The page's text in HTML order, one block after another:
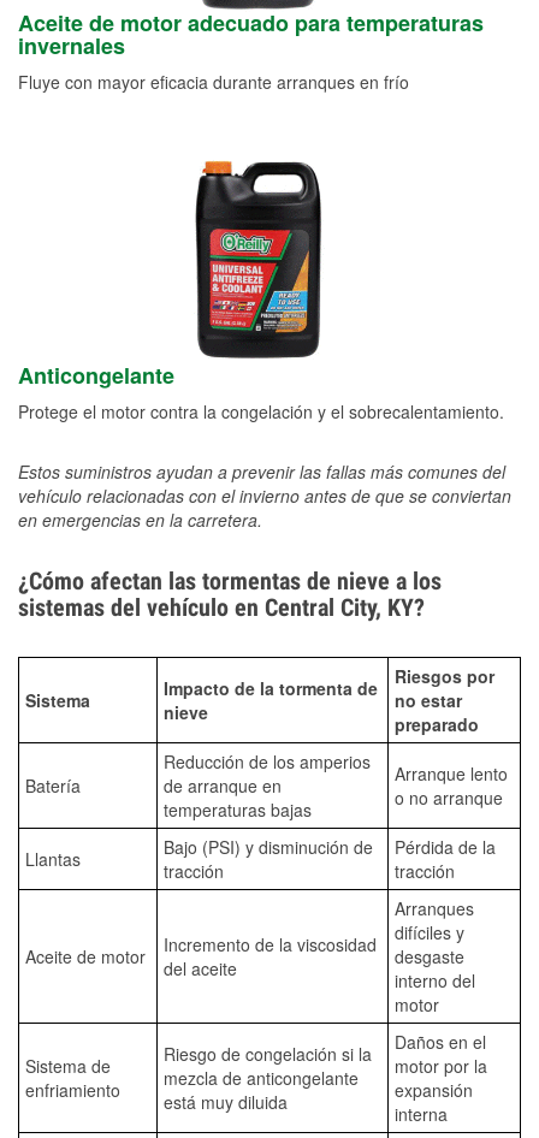
Aceite de motor adecuado para temperaturas
invernales
Fluye con mayor eficacia durante arranques en frío
Anticongelante
Protege el motor contra la congelación y el sobrecalentamiento.
Estos suministros ayudan a prevenir las fallas más comunes del
vehículo relacionadas con el invierno antes de que se conviertan
en emergencias en la carretera.
¿Cómo afectan las tormentas de nieve a los
sistemas del vehículo en Central City, KY?
Sistema
Impacto de la tormenta de
nieve
Riesgos por
no estar
preparado
Batería
Reducción de los amperios
de arranque en
temperaturas bajas
Arranque lento
o no arranque
Llantas
Bajo (PSI) y disminución de
tracción
Pérdida de la
tracción
Aceite de motor
Incremento de la viscosidad
del aceite
Arranques
difíciles y
desgaste
interno del
motor
Sistema de
enfriamiento
Riesgo de congelación si la
mezcla de anticongelante
está muy diluida
Daños en el
motor por la
expansión
interna